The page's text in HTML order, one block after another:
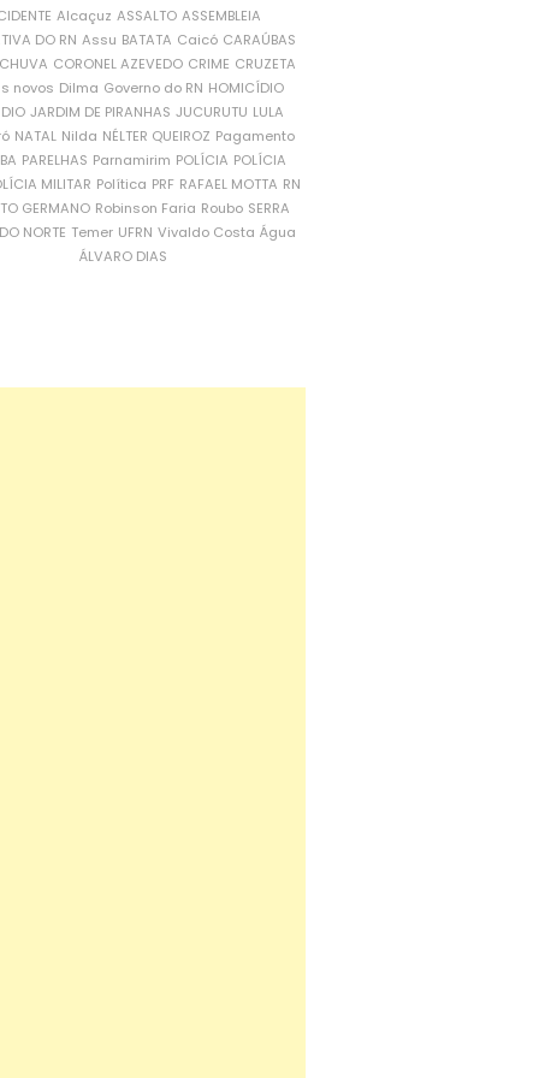
Alcaçuz ASSALTO ASSEMBLEIA
DO RN Assu BATATA Caicó CARAÚBAS
CORONEL AZEVEDO CRIME CRUZETA
novos Dilma Governo do RN HOMICÍDIO
JARDIM DE PIRANHAS JUCURUTU LULA
NATAL Nilda NÉLTER QUEIROZ Pagamento
PARELHAS Parnamirim POLÍCIA POLÍCIA
MILITAR Política PRF RAFAEL MOTTA RN
GERMANO Robinson Faria Roubo SERRA
NORTE Temer UFRN Vivaldo Costa Água
ÁLVARO DIAS